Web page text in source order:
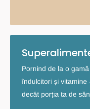
Pornind de la o
îndulcitori și vitamine
decât porția ta de